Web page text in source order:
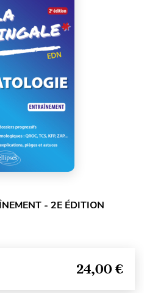
- 2E ÉDITION
24,00 €